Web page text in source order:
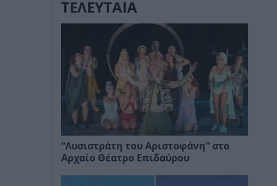
ΤΕΛΕΥΤΑΙΑ
“Λυσιστράτη του Αριστοφάνη” στο
Αρχαίο Θέατρο Επιδαύρου